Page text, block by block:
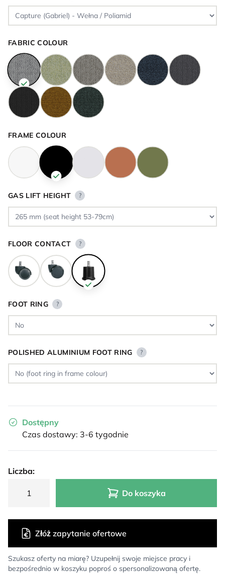
FABRIC COLOUR
FRAME COLOUR
GAS LIFT HEIGHT ?
FLOOR CONTACT ?
FOOT RING ?
POLISHED ALUMINIUM FOOT RING ?
Dostępny
Czas dostawy: 3-6 tygodnie
Liczba:
Do koszyka
Szukasz oferty na miarę? Uzupełnij swoje miejsce pracy i
bezpośrednio w koszyku poproś o spersonalizowaną ofertę.
Złóż zapytanie ofertowe